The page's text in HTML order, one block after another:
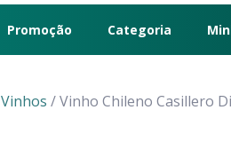
Promoção Categoria
Vinhos / Vinho Chileno Casillero